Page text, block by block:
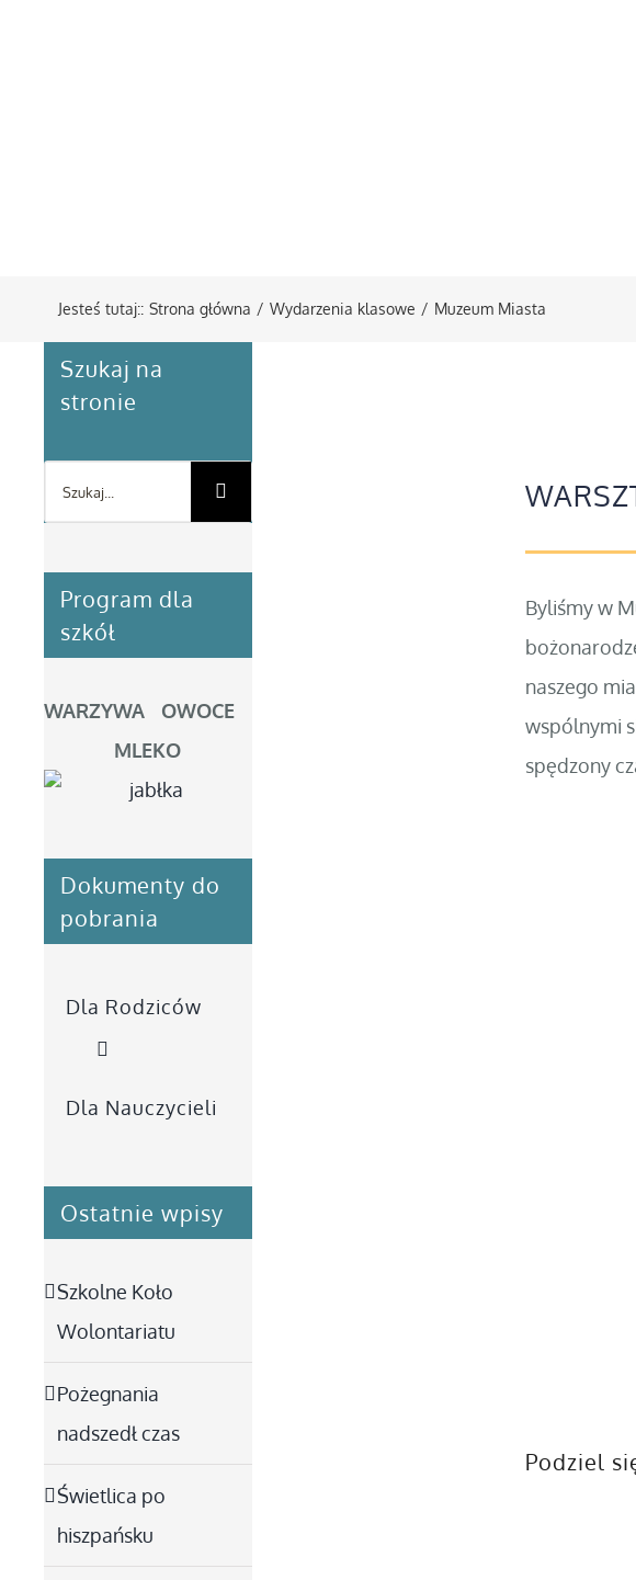
Jesteś tutaj:: Strona główna / Wydarzenia klasowe / Muzeum Miasta
Byliśmy w
naszego
wspólnymi
spędzony
Podziel
Szukaj na
stronie
Program dla
szkół
WARZYWA OWOCE
MLEKO
Dokumenty do
pobrania
Dla Rodziców
Dla Nauczycieli
Ostatnie wpisy
Szkolne Koło
Wolontariatu
Pożegnania
nadszedł czas
Świetlica po
hiszpańsku